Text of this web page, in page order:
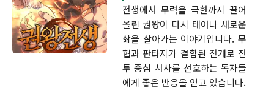
전생에서 무력을 극한까지 끌어
올린 권왕이 다시 태어나 새로운
삶을 살아가는 이야기입니다. 무
협과 판타지가 결합된 전개로 전
투 중심 서사를 선호하는 독자들
에게 좋은 반응을 얻고 있습니다.